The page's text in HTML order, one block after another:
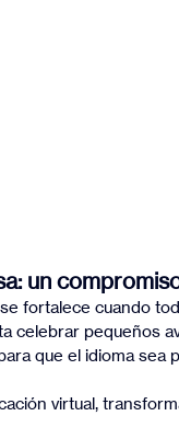
un
fortalece cuando
celebrar pequeños
que el idioma sea
virtual,